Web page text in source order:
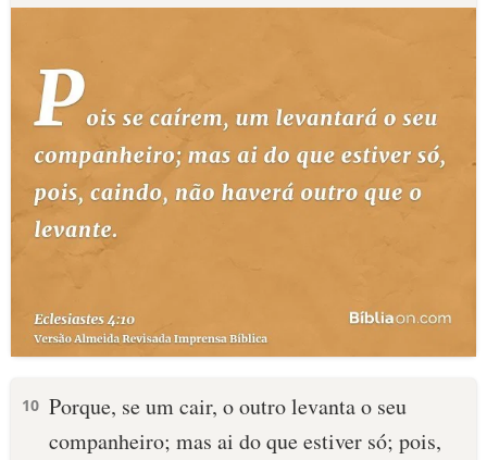
10 Porque, se um cair, o outro levanta o seu
companheiro; mas ai do que estiver só; pois,